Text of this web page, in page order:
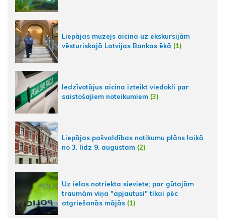
Liepājas muzejs aicina uz ekskursijām
vēsturiskajā Latvijas Bankas ēkā (1)
Iedzīvotājus aicina izteikt viedokli par
saistošajiem noteikumiem (3)
Liepājas pašvaldības notikumu plāns laikā
no 3. līdz 9. augustam (2)
Uz ielas notriekta sieviete; par gūtajām
traumām viņa "apjautusi" tikai pēc
atgriešanās mājās (1)